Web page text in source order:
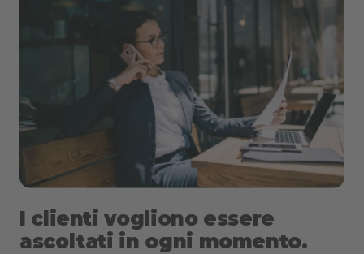
I clienti vogliono essere
ascoltati in ogni momento.